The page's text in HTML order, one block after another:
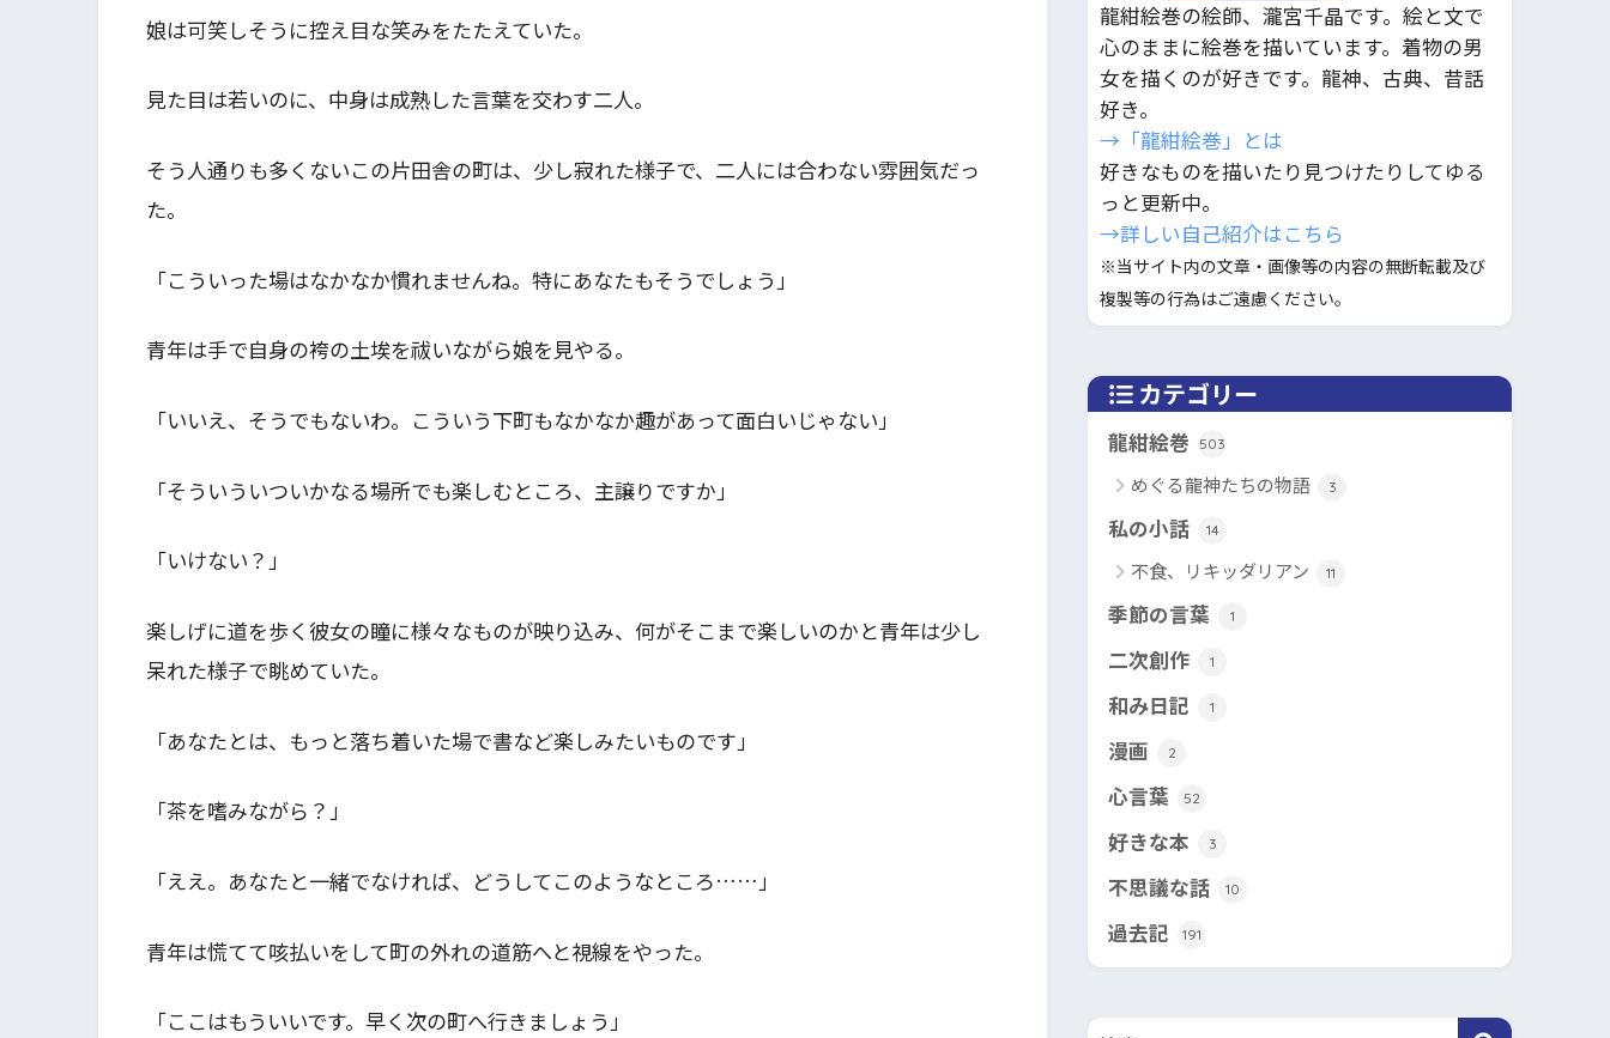
娘は可笑しそうに控え目な笑みをたたえていた。
見た目は若いのに、中身は成熟した言葉を交わす二人。
そう人通りも多くないこの片田舎の町は、少し寂れた様子で、二人には合わない雰囲気だっ
た。
「こういった場はなかなか慣れませんね。特にあなたもそうでしょう」
青年は手で自身の袴の土埃を祓いながら娘を見やる。
「いいえ、そうでもないわ。こういう下町もなかなか趣があって面白いじゃない」
「そういういついかなる場所でも楽しむところ、主譲りですか」
「いけない？」
楽しげに道を歩く彼女の瞳に様々なものが映り込み、何がそこまで楽しいのかと青年は少し
呆れた様子で眺めていた。
「あなたとは、もっと落ち着いた場で書など楽しみたいものです」
「茶を嗜みながら？」
「ええ。あなたと一緒でなければ、どうしてこのようなところ……」
青年は慌てて咳払いをして町の外れの道筋へと視線をやった。
「ここはもういいです。早く次の町へ行きましょう」
龍紺絵巻の絵師、瀧宮千晶です。絵と文で
心のままに絵巻を描いています。着物の男
女を描くのが好きです。龍神、古典、昔話
好き。
→「龍紺絵巻」とは
好きなものを描いたり見つけたりしてゆる
っと更新中。
→詳しい自己紹介はこちら
※当サイト内の文章・画像等の内容の無断転載及び
複製等の行為はご遠慮ください。
カテゴリー
龍紺絵巻 503
めぐる龍神たちの物語 3
私の小話 14
不食、リキッダリアン 11
季節の言葉 1
二次創作 1
和み日記 1
漫画 2
心言葉 52
好きな本 3
不思議な話 10
過去記 191